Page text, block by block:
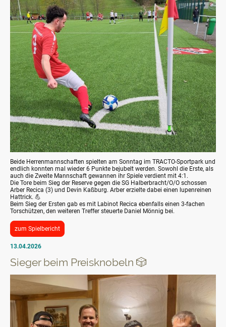
Beide Herrenmannschaften spielten am Sonntag im TRACTO-Sportpark und
endlich konnten mal wieder 6 Punkte bejubelt werden. Sowohl die Erste, als
auch die Zweite Mannschaft gewannen ihr Spiele verdient mit 4:1.
Die Tore beim Sieg der Reserve gegen die SG Halberbracht/O/O schossen
Arber Recica (3) und Devin Kaßburg. Arber erzielte dabei einen lupenreinen
Hattrick. 💪
Beim Sieg der Ersten gab es mit Labinot Recica ebenfalls einen 3-fachen
Torschützen, den weiteren Treffer steuerte Daniel Mönnig bei.
zum Spielbericht
13.04.2026
Sieger beim Preisknobeln 🎲